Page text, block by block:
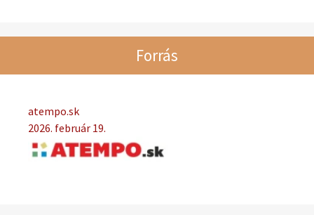
Forrás
atempo.sk
2026. február 19.